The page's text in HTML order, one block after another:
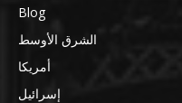
Blog
الشرق الأوسط
أمريكا
إسرائيل